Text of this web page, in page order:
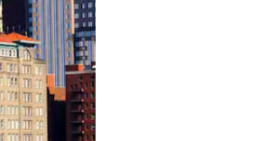
pomocou dotykových gest či